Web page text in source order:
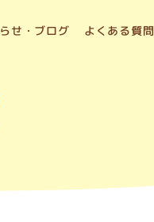
せ・ブログ よくある質問